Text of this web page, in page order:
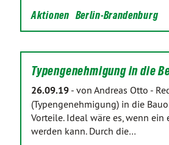
Aktionen Berlin-Brandenburg
Typengenehmigung in die
26.09.19 - von Andreas Otto -
(Typengenehmigung) in die
Vorteile. Ideal wäre es, wenn
werden kann. Durch die…